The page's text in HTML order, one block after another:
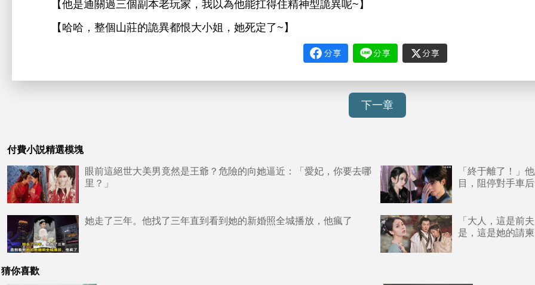
【
通 過 個副本老玩 ， 以為 能扛得
精神型詭異呢~】
【哈哈，
個 莊 詭異都 姐， 定 ~】
下一章
付費小説精選模塊
眼前這絕世大美男竟然是王爺？危險的向她逼近：「愛妃，你要去哪
里？」
「終于離了！」
目，阻停對手車
她走了三年。他找了三年直到看到她的新婚照全城播放，他瘋了
「大人，這是前
是，這是她的請
猜你喜歡